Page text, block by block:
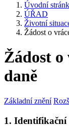
Úvodní
ÚŘAD
Životní
Žádost o
Žádost
daně
Základní znění
1. Identifikační